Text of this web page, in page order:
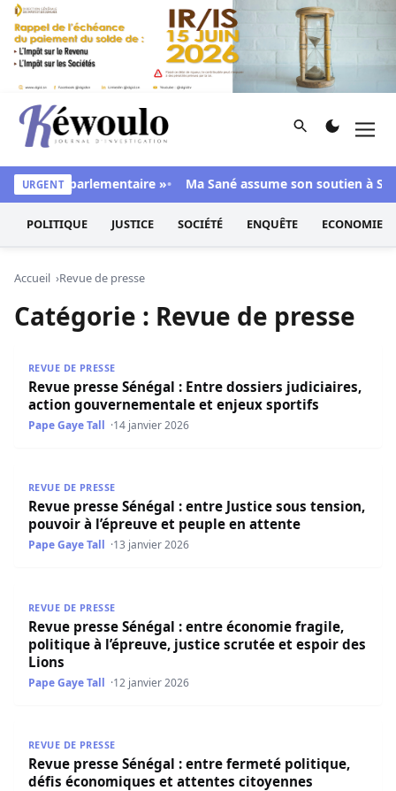
Aller au contenu
Kéwoulo, le premier site d'information et d'investigation
Rechercher
URGENT
majorité parlementaire » Ma Sané assume son soutien à
POLITIQUE JUSTICE SOCIÉTÉ ENQUÊTE ECONOMIE
Accueil Revue de presse
Catégorie : Revue de presse
REVUE DE PRESSE
Revue presse Sénégal : Entre dossiers judiciaires,
action gouvernementale et enjeux sportifs
Pape Gaye Tall 14 janvier 2026
REVUE DE PRESSE
Revue presse Sénégal : entre Justice sous tension,
pouvoir à l’épreuve et peuple en attente
Pape Gaye Tall 13 janvier 2026
REVUE DE PRESSE
Revue presse Sénégal : entre économie fragile,
politique à l’épreuve, justice scrutée et espoir des
Lions
Pape Gaye Tall 12 janvier 2026
REVUE DE PRESSE
Revue presse Sénégal : entre fermeté politique,
défis économiques et attentes citoyennes